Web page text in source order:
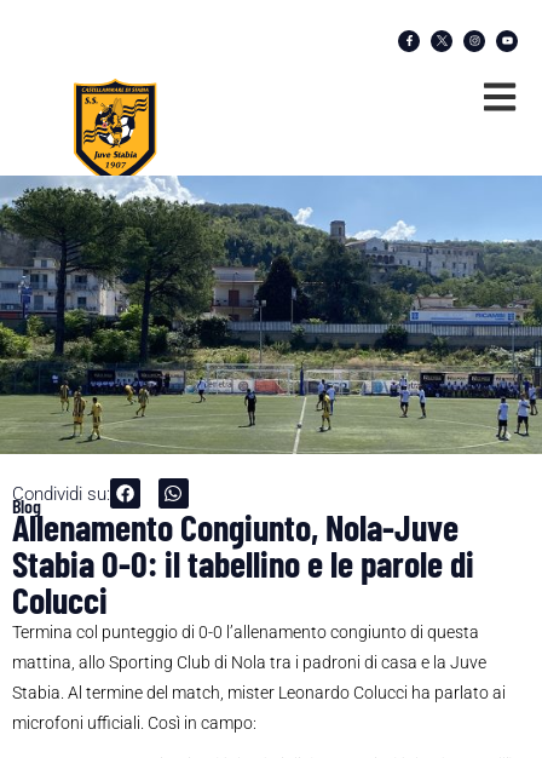
Condividi su:
Blog
Allenamento Congiunto, Nola-Juve
Stabia 0-0: il tabellino e le parole di
Colucci
Termina col punteggio di 0-0 l’allenamento congiunto di questa
mattina, allo Sporting Club di Nola tra i padroni di casa e la Juve
Stabia. Al termine del match, mister Leonardo Colucci ha parlato ai
microfoni ufficiali. Così in campo: